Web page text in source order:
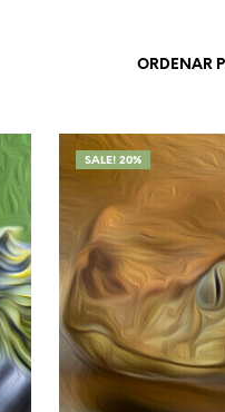
ORDENAR
SALE! 20%